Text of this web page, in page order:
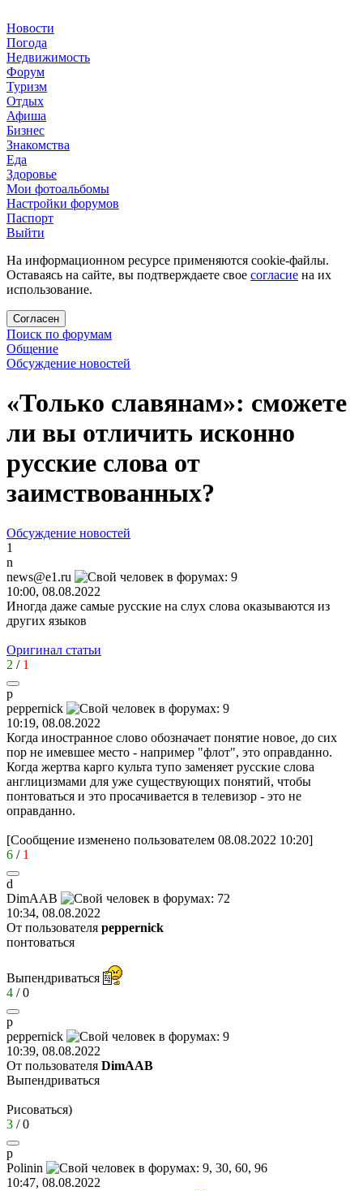
Новости
Погода
Недвижимость
Форум
Туризм
Отдых
Афиша
Бизнес
Знакомства
Еда
Здоровье
Мои фотоальбомы
Настройки форумов
Паспорт
Выйти
На информационном ресурсе применяются cookie-файлы.
Оставаясь на сайте, вы подтверждаете свое согласие на их
использование.
Согласен
Поиск по форумам
Общение
Обсуждение новостей
«Только славянам»: сможете
ли вы отличить исконно
русские слова от
заимствованных?
Обсуждение новостей
1
n
news@e1.ru
10:00, 08.08.2022
Иногда даже самые русские на слух слова оказываются из
других языков
Оригинал статьи
2 / 1
p
peppernick
10:19, 08.08.2022
Когда иностранное слово обозначает понятие новое, до сих
пор не имевшее место - например "флот", это оправданно.
Когда жертва карго культа тупо заменяет русские слова
англицизмами для уже существующих понятий, чтобы
понтоваться и это просачивается в телевизор - это не
оправданно.
[Сообщение изменено пользователем 08.08.2022 10:20]
6 / 1
d
DimAAB
10:34, 08.08.2022
От пользователя peppernick
понтоваться
Выпендриваться
4 /0
p
peppernick
10:39, 08.08.2022
От пользователя DimAAB
Выпендриваться
Рисоваться)
3 /0
p
Polinin
10:47, 08.08.2022